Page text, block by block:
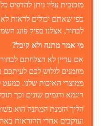
מזכוכית עליו ניתן להדפיס
כפי שאתם יכולים לראות
לבחור, אצלנו בפיק פונג
מי אמר מתנה ולא קיבל?
אם עדיין לא הצלחתם
מוזמנים לגלוש לכם
ממוצרי האיכות שלנו.
דוגמא ודגמים שונים וכך
הליך הזמנת המתנה הוא
ועוקבים אחרי ההוראות